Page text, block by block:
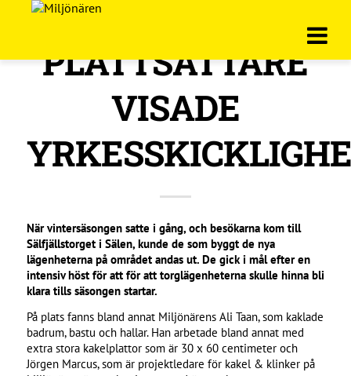
PLATTSÄTTARE
VISADE
När vintersäsongen satte i gång, och besökarna kom till
Sälfjällstorget i Sälen, kunde de som byggt de nya
lägenheterna på området andas ut. De gick i mål efter en
intensiv höst för att för att torglägenheterna skulle hinna bli
klara tills säsongen startar.
På plats fanns bland annat Miljönärens Ali Taan, som kaklade
badrum, bastu och hallar. Han arbetade bland annat med
extra stora kakelplattor som är 30 x 60 centimeter och
Jörgen Marcus, som är projektledare för kakel & klinker på